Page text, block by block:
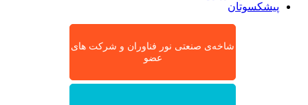
پیشکسوتان
شاخه‌ی صنعتی نور فناوران و شرکت های
عضو